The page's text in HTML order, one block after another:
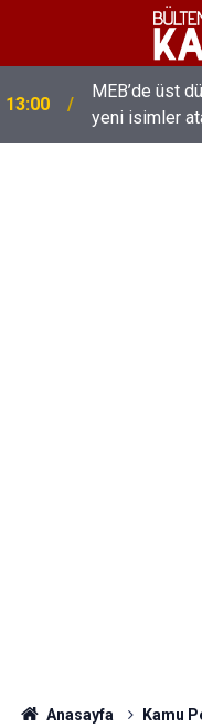
MEB’de üst
yeni isimler
12:45
Eğiti Bir
Süresi 4 Güne
Anasayfa Kamu